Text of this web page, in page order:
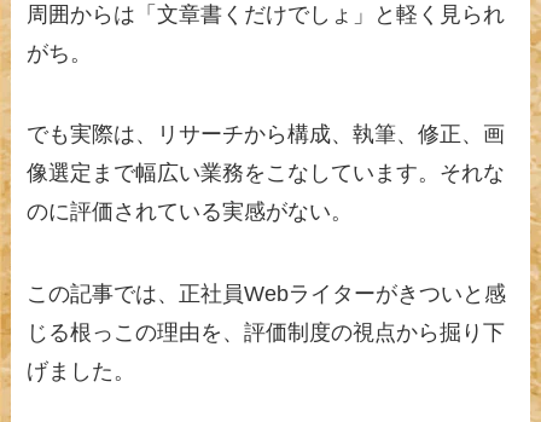
周囲からは「文章書くだけでしょ」と軽く見られ
がち。
でも実際は、リサーチから構成、執筆、修正、画
像選定まで幅広い業務をこなしています。それな
のに評価されている実感がない。
この記事では、正社員Webライターがきついと感
じる根っこの理由を、評価制度の視点から掘り下
げました。